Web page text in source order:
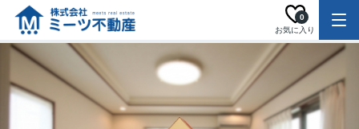
お気に入り
0